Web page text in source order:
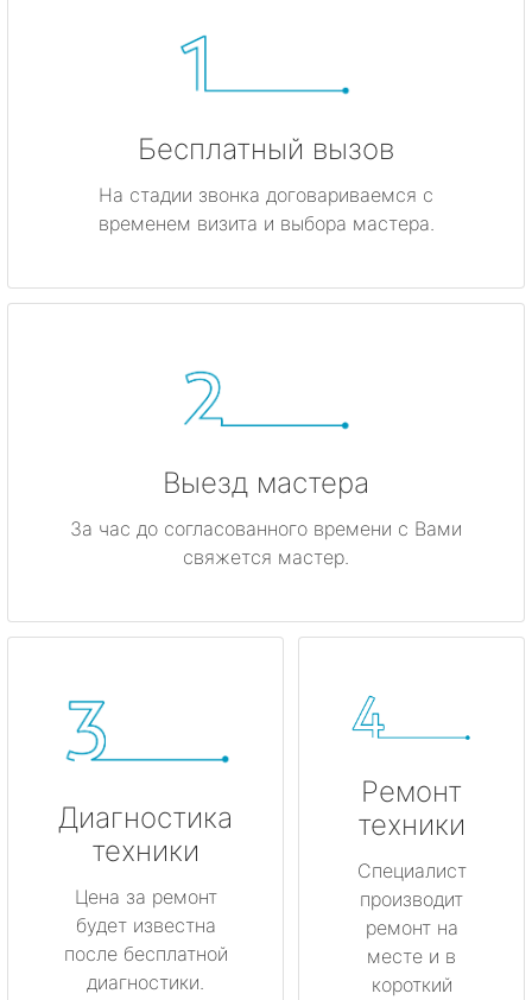
Бесплатный вызов
На стадии звонка договариваемся с
временем визита и выбора мастера.
Выезд мастера
За час до согласованного времени с Вами
свяжется мастер.
Диагностика
техники
Цена за ремонт
будет известна
после бесплатной
диагностики.
Ремонт
техники
Специалист
производит
ремонт на
месте и в
короткий